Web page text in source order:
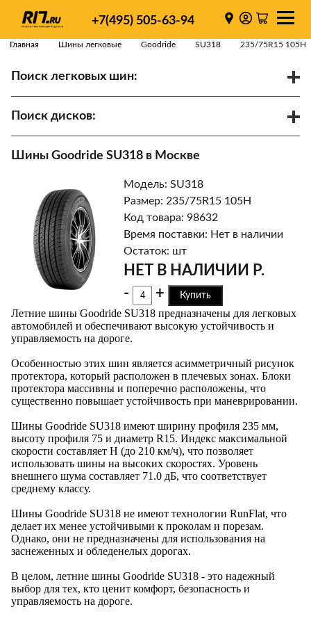
+7(495) 505-63-94
Главная Шины легковые Goodride SU318 235/75R15 105H
Поиск легковых шин:
Поиск дисков:
Найти
Шины Goodride SU318 в Москве
Модель: SU318
Размер: 235/75R15 105H
Код товара: 98632
Время поставки: Нет в наличии
Остаток: шт
НЕТ В НАЛИЧИИ Р.
-
+ Купить
Летние шины Goodride SU318 предназначены для легковых
автомобилей и обеспечивают высокую устойчивость и
управляемость на дороге.
Особенностью этих шин является асимметричный рисунок
протектора, который расположен в плечевых зонах. Блоки
протектора массивны и поперечно расположены, что
существенно повышает устойчивость при маневрировании.
Шины Goodride SU318 имеют ширину профиля 235 мм,
высоту профиля 75 и диаметр R15. Индекс максимальной
скорости составляет H (до 210 км/ч), что позволяет
использовать шины на высоких скоростях. Уровень
внешнего шума составляет 71.0 дБ, что соответствует
среднему классу.
Шины Goodride SU318 не имеют технологии RunFlat, что
делает их менее устойчивыми к проколам и порезам.
Однако, они не предназначены для использования на
заснеженных и обледенелых дорогах.
В целом, летние шины Goodride SU318 - это надежный
выбор для тех, кто ценит комфорт, безопасность и
управляемость на дороге.